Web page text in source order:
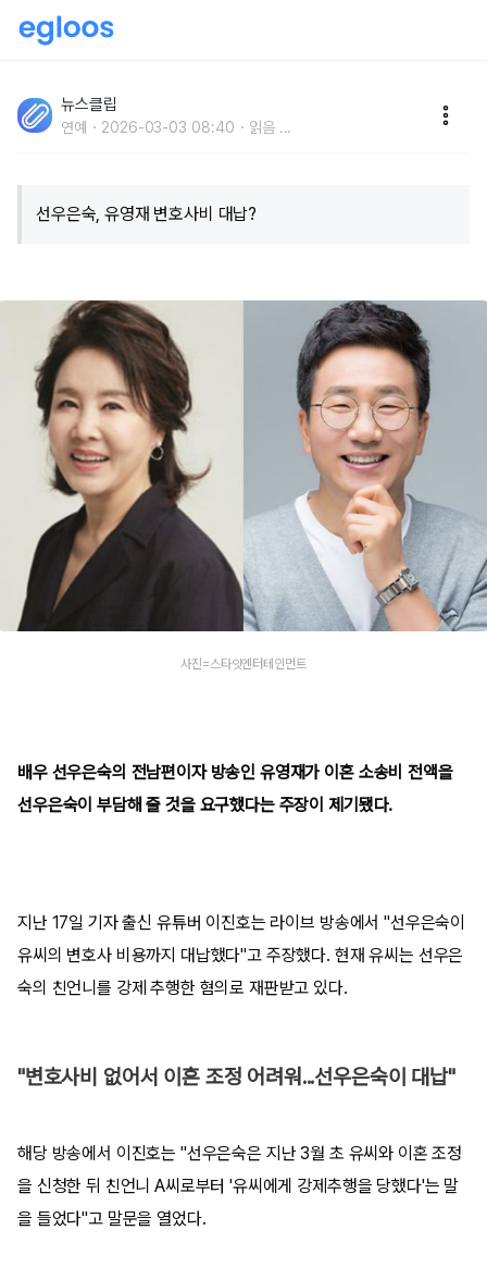
영재 변호사비 대신 내준 이유?
뉴스클립
연예 2026-03-03 08:40 읽음 ...
선우은숙, 유영재 변호사비 대납?
사진=스타잇엔터테인먼트
배우 선우은숙의 전남편이자 방송인 유영재가 이혼 소송비 전액을
선우은숙이 부담해 줄 것을 요구했다는 주장이 제기됐다.
지난 17일 기자 출신 유튜버 이진호는 라이브 방송에서 "선우은숙이
유씨의 변호사 비용까지 대납했다"고 주장했다. 현재 유씨는 선우은
숙의 친언니를 강제 추행한 혐의로 재판받고 있다.
"변호사비 없어서 이혼 조정 어려워...선우은숙이 대납"
해당 방송에서 이진호는 "선우은숙은 지난 3월 초 유씨와 이혼 조정
을 신청한 뒤 친언니 A씨로부터 '유씨에게 강제추행을 당했다'는 말
을 들었다"고 말문을 열었다.